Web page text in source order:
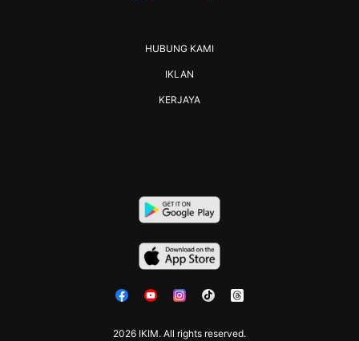
2026 IKIM. All rights reserved.
HUBUNG KAMI
IKLAN
KERJAYA